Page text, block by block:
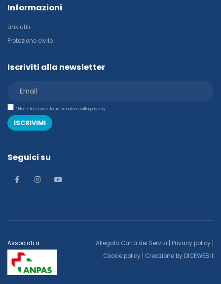
Informazioni
Link utili
Protezione civile
Iscriviti alla newsletter
* Ho letto e accetto l'informativa sulla privacy
ISCRIVIMI
Seguici su
Associati a: Allegato Carta dei Servizi Privacy policy|
Cookie policy| Creazione by DICEWEB.it